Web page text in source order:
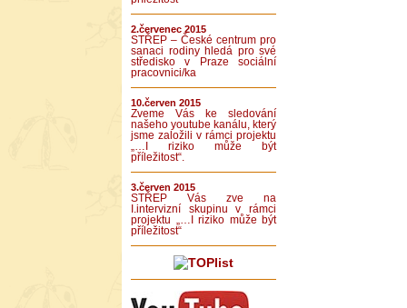
2.červenec 2015
STŘEP – České centrum pro
sanaci rodiny hledá pro své
středisko v Praze sociální
pracovnici/ka
10.červen 2015
Zveme Vás ke sledování
našeho youtube kanálu, který
jsme založili v rámci projektu
„…I riziko může být
příležitost“.
3.červen 2015
STŘEP Vás zve na
I.intervizní skupinu v rámci
projektu „…I riziko může být
příležitost“